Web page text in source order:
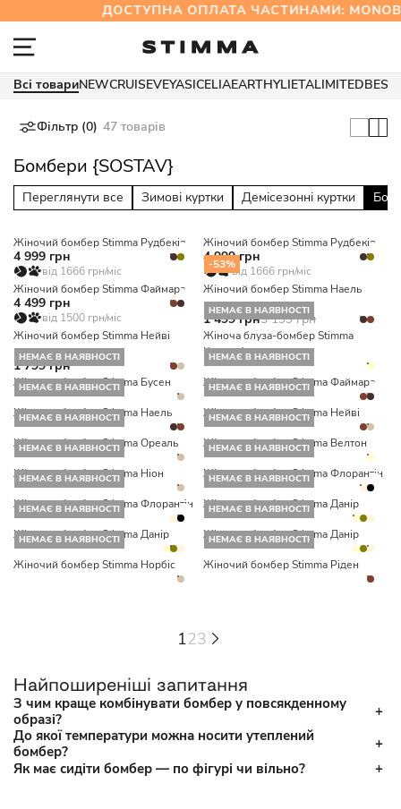
ДОСТУПНА ОПЛАТА ЧАСТИНАМИ:
Всі товариNEWCRUISEVEYASICELIAEARTHYLIETALIMITED
Фільтр (0) 47 товарів
Бомбери {SOSTAV}
Переглянути все Зимові куртки Демісезонні куртки
Жіночий бомбер Stimma Рудбекія
4 999 грн
від 1666 грн/міс
Жіночий бомбер Stimma Рудбекія
4 999 грн
від 1666 грн/міс
Жіночий бомбер Stimma Файмара
4 499 грн
від 1500 грн/міс
-53%
Жіночий бомбер Stimma Наель
1 499 грн3 199 грн
Жіночий бомбер Stimma Нейві
1 799 грн
НЕМАЄ В НАЯВНОСТІ
Жіноча блуза-бомбер Stimma
Корделі
НЕМАЄ В НАЯВНОСТІ
Жіночий бомбер Stimma Бусен
НЕМАЄ В НАЯВНОСТІ
Жіночий бомбер Stimma Файмара
НЕМАЄ В НАЯВНОСТІ
Жіночий бомбер Stimma Наель
НЕМАЄ В НАЯВНОСТІ
Жіночий бомбер Stimma Нейві
НЕМАЄ В НАЯВНОСТІ
Жіночий бомбер Stimma Ореаль
НЕМАЄ В НАЯВНОСТІ
Жіночий бомбер Stimma Велтон
НЕМАЄ В НАЯВНОСТІ
Жіночий бомбер Stimma Ніон
НЕМАЄ В НАЯВНОСТІ
Жіночий бомбер Stimma Флорантін
НЕМАЄ В НАЯВНОСТІ
Жіночий бомбер Stimma Флорантін
НЕМАЄ В НАЯВНОСТІ
Жіночий бомбер Stimma Данір
НЕМАЄ В НАЯВНОСТІ
Жіночий бомбер Stimma Данір
НЕМАЄ В НАЯВНОСТІ
Жіночий бомбер Stimma Данір
НЕМАЄ В НАЯВНОСТІ
Жіночий бомбер Stimma Норбіс
НЕМАЄ В НАЯВНОСТІ
Жіночий бомбер Stimma Ріден
123
Найпоширеніші запитання
З чим краще комбінувати бомбер у повсякденному
образі?
До якої температури можна носити утеплений
бомбер?
Як має сидіти бомбер — по фігурі чи вільно?